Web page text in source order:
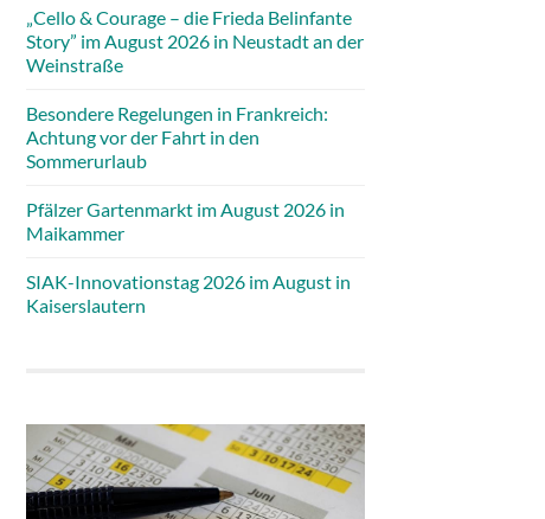
„Cello & Courage – die Frieda Belinfante
Story” im August 2026 in Neustadt an der
Weinstraße
Besondere Regelungen in Frankreich:
Achtung vor der Fahrt in den
Sommerurlaub
Pfälzer Gartenmarkt im August 2026 in
Maikammer
SIAK-Innovationstag 2026 im August in
Kaiserslautern